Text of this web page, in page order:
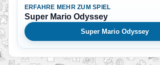
ERFAHRE MEHR ZUM SPIEL
Super Mario Odyssey
Super Mario Odyssey